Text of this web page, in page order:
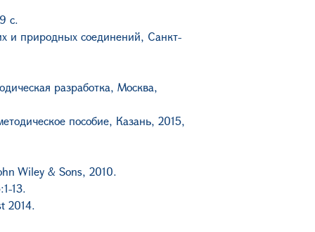
с.
и природных соединений, Санкт-
разработка, Москва,
пособие, Казань, 2015,
Wiley & Sons, 2010.
13.
2014.